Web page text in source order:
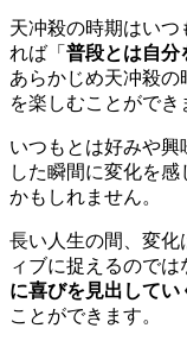
天冲殺の時期はいつ
れば「 普段とは自分
あらかじめ天冲殺
を楽しむことができ
いつもとは好みや興
した瞬間に変化を
かもしれません。
長い人生の間、変化
ィブに捉えるのでは
に喜びを見出してい
ことができます。